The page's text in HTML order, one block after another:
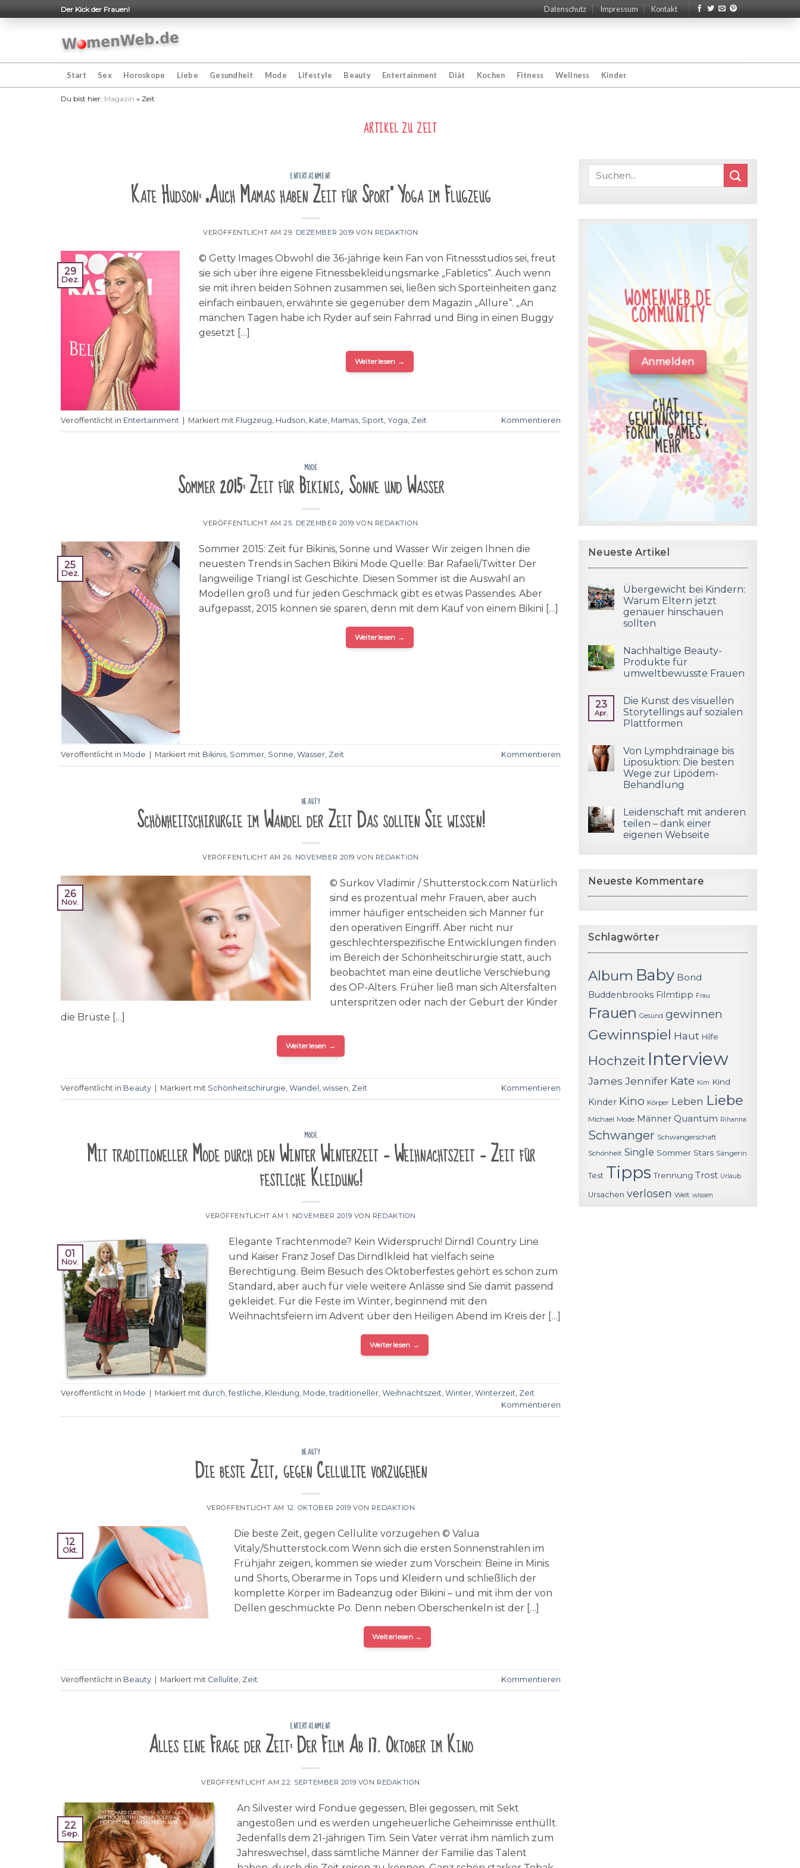
to
Der Kick der Frauen! Datenschutz Impressum Kontakt
Start Sex Horoskope Liebe Gesundheit Mode Lifestyle Beauty Entertainment Diät Kochen Fitness Wellness Kinder
Du bist hier: Magazin » Zeit
ARTIKEL ZU ZEIT
ENTERTAINMENT
Kate Hudson: „Auch Mamas haben Zeit für Sport“ Yoga im Flugzeug
VERÖFFENTLICHT AM29. DEZEMBER 2019 VON REDAKTION
29
Dez.
© Getty Images Obwohl die 36-jährige kein Fan von Fitnessstudios sei, freut
sie sich über ihre eigene Fitnessbekleidungsmarke „Fabletics“. Auch wenn
sie mit ihren beiden Söhnen zusammen sei, ließen sich Sporteinheiten ganz
einfach einbauen, erwähnte sie gegenüber dem Magazin „Allure“. „An
manchen Tagen habe ich Ryder auf sein Fahrrad und Bing in einen Buggy
gesetzt […]
Weiterlesen →
Veröffentlicht in Entertainment Markiert mit Flugzeug, Hudson, Kate, Mamas, Sport, Yoga, Zeit Kommentieren
MODE
Sommer 2015: Zeit für Bikinis, Sonne und Wasser
VERÖFFENTLICHT AM25. DEZEMBER 2019 VON REDAKTION
25
Dez.
Sommer 2015: Zeit für Bikinis, Sonne und Wasser Wir zeigen Ihnen die
neuesten Trends in Sachen Bikini Mode Quelle: Bar Rafaeli/Twitter Der
langweilige Triangl ist Geschichte. Diesen Sommer ist die Auswahl an
Modellen groß und für jeden Geschmack gibt es etwas Passendes. Aber
aufgepasst, 2015 können sie sparen, denn mit dem Kauf von einem Bikini […]
Weiterlesen →
Veröffentlicht in Mode Markiert mit Bikinis Sommer Sonne Wasser Zeit Kommentieren
BEAUTY
Schönheitschirurgie im Wandel der Zeit Das sollten Sie wissen!
VERÖFFENTLICHT AM26. NOVEMBER 2019 VON REDAKTION
26
Nov.
© Surkov Vladimir / Shutterstock.com Natürlich
sind es prozentual mehr Frauen, aber auch
immer häufiger entscheiden sich Männer für
den operativen Eingriff. Aber nicht nur
geschlechterspezifische Entwicklungen finden
im Bereich der Schönheitschirurgie statt, auch
beobachtet man eine deutliche Verschiebung
des OP-Alters. Früher ließ man sich Altersfalten
unterspritzen oder nach der Geburt der Kinder
die Brüste […]
Weiterlesen →
Veröffentlicht in Beauty Markiert mit Schönheitschirurgie, Wandel , wissen, Zeit Kommentieren
MODE
Mit traditioneller Mode durch den Winter Winterzeit – Weihnachtszeit – Zeit für
festliche Kleidung!
VERÖFFENTLICHT AM1. NOVEMBER 2019 VON REDAKTION
01
Nov.
Elegante Trachtenmode? Kein Widerspruch! Dirndl Country Line
und Kaiser Franz Josef Das Dirndlkleid hat vielfach seine
Berechtigung. Beim Besuch des Oktoberfestes gehört es schon zum
Standard, aber auch für viele weitere Anlässe sind Sie damit passend
gekleidet. Für die Feste im Winter, beginnend mit den
Weihnachtsfeiern im Advent über den Heiligen Abend im Kreis der […]
Weiterlesen →
Veröffentlicht in Mode Markiert mit durch,festliche, Kleidung, Mode,traditioneller, Weihnachtszeit, Winter, Winterzeit, Zeit
Kommentieren
BEAUTY
Die beste Zeit, gegen Cellulite vorzugehen
VERÖFFENTLICHT AM 12. OKTOBER 2019 VON REDAKTION
12
Okt.
Die beste Zeit, gegen Cellulite vorzugehen © Valua
Vitaly/Shutterstock.com Wenn sich die ersten Sonnenstrahlen im
Frühjahr zeigen, kommen sie wieder zum Vorschein: Beine in Minis
und Shorts, Oberarme in Tops und Kleidern und schließlich der
komplette Körper im Badeanzug oder Bikini – und mit ihm der von
Dellen geschmückte Po. Denn neben Oberschenkeln ist der […]
Weiterlesen →
Veröffentlicht in Beauty Markiert mit Cellulite Zeit Kommentieren
ENTERTAINMENT
Alles eine Frage der Zeit: Der Film Ab 17. Oktober im Kino
VERÖFFENTLICHT AM22. SEPTEMBER 2019 VON REDAKTION
22
Sep.
An Silvester wird Fondue gegessen, Blei gegossen, mit Sekt
angestoßen und es werden ungeheuerliche Geheimnisse enthüllt.
Jedenfalls dem 21-jährigen Tim. Sein Vater verrät ihm nämlich zum
Jahreswechsel, dass sämtliche Männer der Familie das Talent
WOMENWEB.DE
COMMUNITY
Anmelden
CHAT,
GEWINNSPIELE,
FORUM, GAMES &
MEHR
Neueste Artikel
Übergewicht bei Kindern:
Warum Eltern jetzt
genauer hinschauen
sollten
Nachhaltige Beauty-
Produkte für
umweltbewusste Frauen
23
Apr.
Die Kunst des visuellen
Storytellings auf sozialen
Plattformen
Von Lymphdrainage bis
Liposuktion: Die besten
Wege zur Lipödem-
Behandlung
Leidenschaft mit anderen
teilen – dank einer
eigenen Webseite
Neueste Kommentare
Schlagwörter
Album Baby Bond
Buddenbrooks Filmtipp Frau
Frauen Gesund gewinnen
Gewinnspiel Haut Hilfe
Hochzeit Interview
James Jennifer Kate Kim Kind
Kinder Kino Körper Leben Liebe
Michael Mode Männer Quantum Rihanna
Schwanger Schwangerschaft
Schönheit Single Sommer Stars Sängerin
Test Tipps Trennung Trost Urlaub
Ursachen verlosen Welt wissen